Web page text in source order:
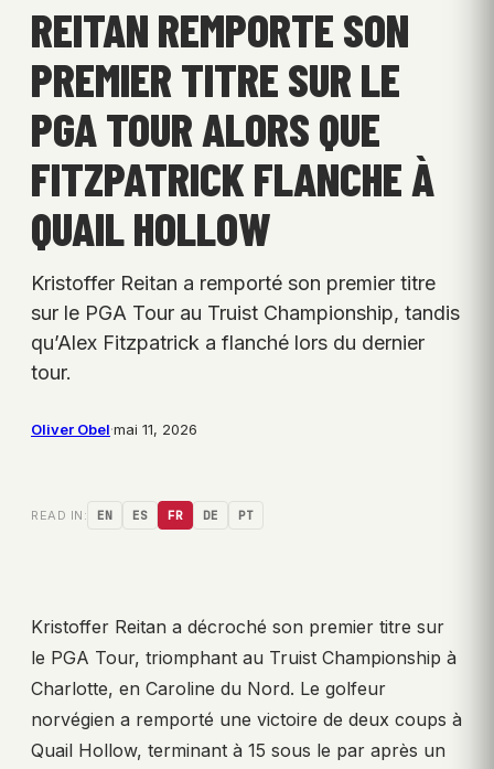
REITAN REMPORTE SON
PREMIER TITRE SUR LE
PGA TOUR ALORS QUE
FITZPATRICK FLANCHE À
QUAIL HOLLOW
Kristoffer Reitan a remporté son premier titre
sur le PGA Tour au Truist Championship, tandis
qu’Alex Fitzpatrick a flanché lors du dernier
tour.
Oliver Obel·mai 11, 2026
READ IN: EN ES FR DE PT
Kristoffer Reitan a décroché son premier titre sur
le PGA Tour, triomphant au Truist Championship à
Charlotte, en Caroline du Nord. Le golfeur
norvégien a remporté une victoire de deux coups à
Quail Hollow, terminant à 15 sous le par après un